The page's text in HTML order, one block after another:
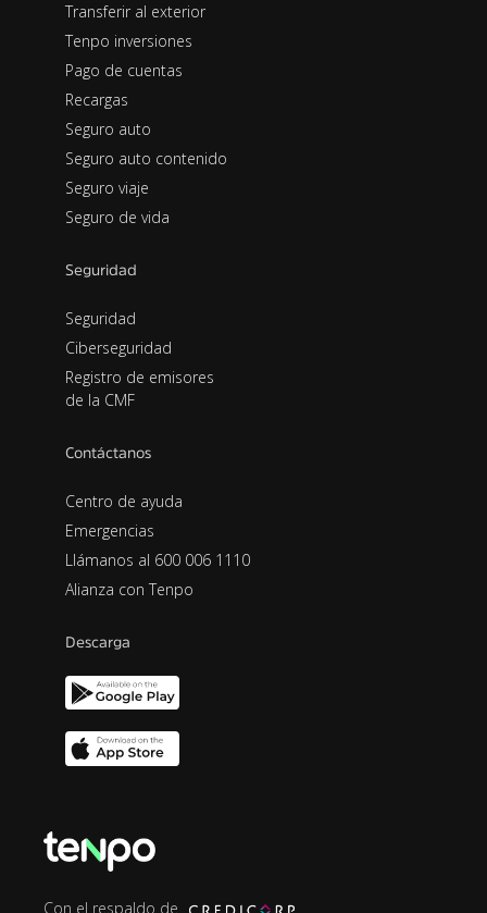
Transferir al exterior
Tenpo inversiones
Pago de cuentas
Recargas
Seguro auto
Seguro auto contenido
Seguro viaje
Seguro de vida
Seguridad
Seguridad
Ciberseguridad
Registro de emisores
de la CMF
Contáctanos
Centro de ayuda
Emergencias
Llámanos al 600 006 1110
Alianza con Tenpo
Descarga
Con el respaldo de